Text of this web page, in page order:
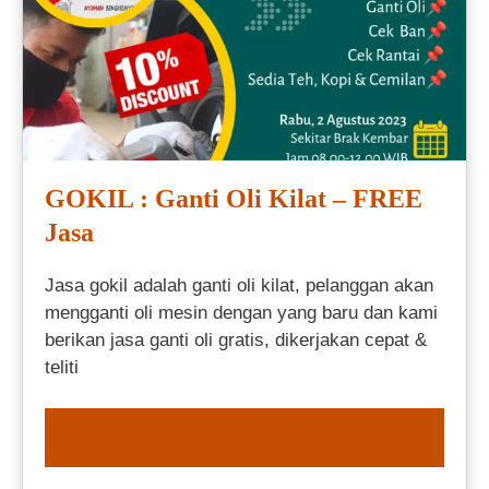
GOKIL : Ganti Oli Kilat – FREE
Jasa
Jasa gokil adalah ganti oli kilat, pelanggan akan
mengganti oli mesin dengan yang baru dan kami
berikan jasa ganti oli gratis, dikerjakan cepat &
teliti